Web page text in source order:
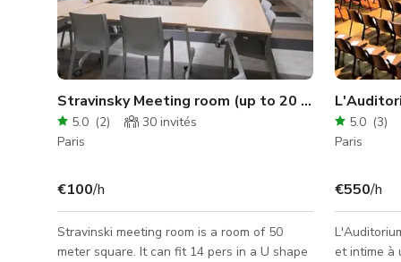
meubles du studio sont utilisables
private
Stravinsky Meeting room (up to 20 pers)
5.0 (2) 30 invités
Paris
€100/h
Stravinski meeting room is a room of 50
meter square. It can fit 14 pers in a U shape
5.0 (3)
Paris
€550/h
et intime à